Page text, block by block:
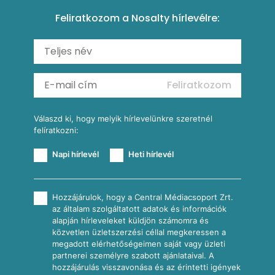
Carbonara
Shakshuka
Ratatouille
Mexikói húsleves kukorica salsával
Almás-kéksajtos kukoricasaláta
Köretek
Reggeli receptek
Feliratkozom a Nosalty hírlevélre:
Feliratkozom
Válaszd ki, hogy melyik hírlevelünkre szeretnél
felíratkozni:
Napi hírlevél Heti hírlevél
Hozzájárulok, hogy a Central Médiacsoport Zrt.
az általam szolgáltatott adatok és információk
alapján hírleveleket küldjön számomra és
közvetlen üzletszerzési céllal megkeressen a
megadott elérhetőségeimen saját vagy üzleti
partnerei személyre szabott ajánlataival. A
hozzájárulás visszavonása és az érintetti igények